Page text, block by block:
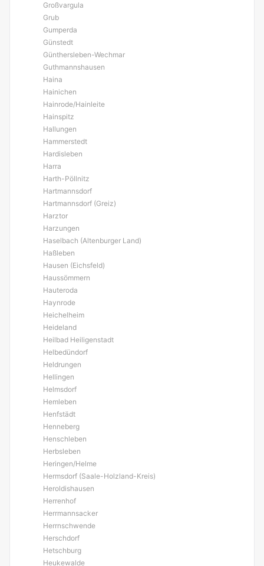
Großvargula
Grub
Gumperda
Günstedt
Günthersleben-Wechmar
Guthmannshausen
Haina
Hainichen
Hainrode/Hainleite
Hainspitz
Hallungen
Hammerstedt
Hardisleben
Harra
Harth-Pöllnitz
Hartmannsdorf
Hartmannsdorf (Greiz)
Harztor
Harzungen
Haselbach (Altenburger Land)
Haßleben
Hausen (Eichsfeld)
Haussömmern
Hauteroda
Haynrode
Heichelheim
Heideland
Heilbad Heiligenstadt
Helbedündorf
Heldrungen
Hellingen
Helmsdorf
Hemleben
Henfstädt
Henneberg
Henschleben
Herbsleben
Heringen/Helme
Hermsdorf (Saale-Holzland-Kreis)
Heroldishausen
Herrenhof
Herrmannsacker
Herrnschwende
Herschdorf
Hetschburg
Heukewalde